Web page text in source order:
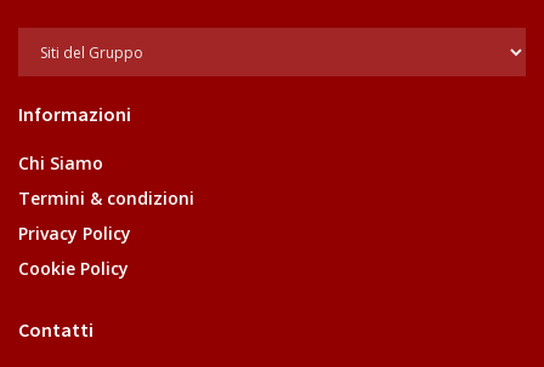
Informazioni
Chi Siamo
Termini & condizioni
Privacy Policy
Cookie Policy
Contatti